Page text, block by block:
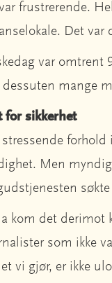
frustrerende.
Det
var omtrent
dessuten mange
for sikkerhet
stressende
Men
kom det derimot
som ikke
vi gjør, er ikke